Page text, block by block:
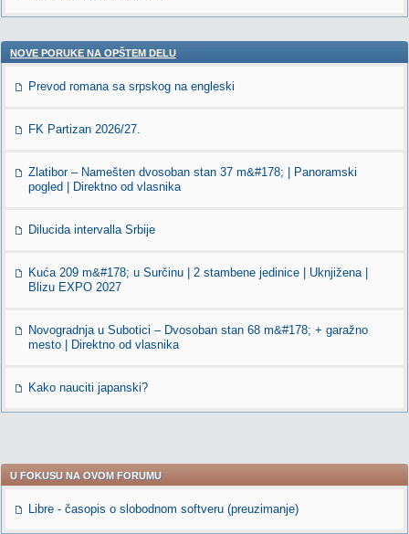
NOVE PORUKE NA OPŠTEM DELU
Prevod romana sa srpskog na engleski
FK Partizan 2026/27.
Zlatibor – Namešten dvosoban stan 37 m&#178; | Panoramski
pogled | Direktno od vlasnika
Dilucida intervalla Srbije
Kuća 209 m&#178; u Surčinu | 2 stambene jedinice | Uknjižena |
Blizu EXPO 2027
Novogradnja u Subotici – Dvosoban stan 68 m&#178; + garažno
mesto | Direktno od vlasnika
Kako nauciti japanski?
U FOKUSU NA OVOM FORUMU
Libre - časopis o slobodnom softveru (preuzimanje)